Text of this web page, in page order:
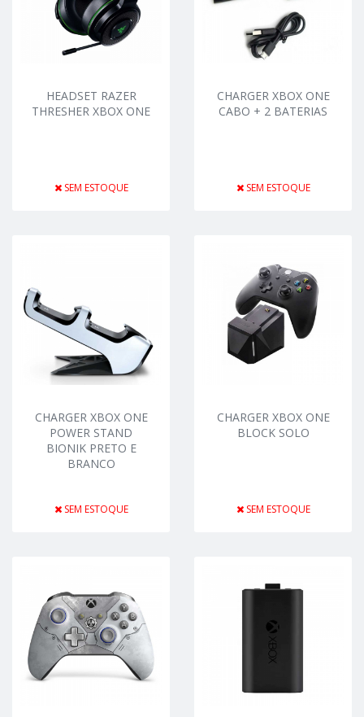
HEADSET RAZER
THRESHER XBOX ONE
SEM ESTOQUE
CHARGER XBOX ONE
CABO + 2 BATERIAS
SEM ESTOQUE
CHARGER XBOX ONE
POWER STAND
BIONIK PRETO E
BRANCO
SEM ESTOQUE
CHARGER XBOX ONE
BLOCK SOLO
SEM ESTOQUE